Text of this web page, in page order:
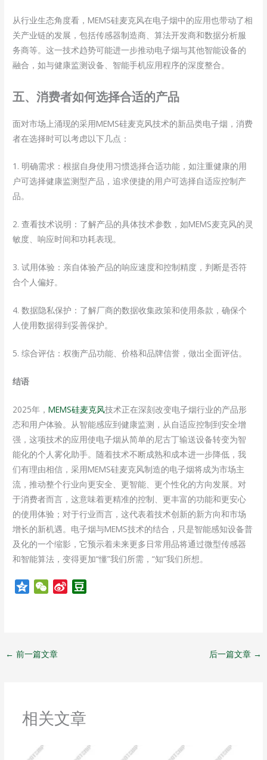
从行业生态角度看，MEMS硅麦克风在电子烟中的应用也带动了相
关产业链的发展，包括传感器制造商、算法开发商和数据分析服
务商等。这一技术趋势可能进一步推动电子烟与其他智能设备的
融合，如与健康监测设备、智能手机应用程序的深度整合。
五、消费者如何选择合适的产品
面对市场上涌现的采用MEMS硅麦克风技术的新品类电子烟，消费
者在选择时可以考虑以下几点：
1. 明确需求：根据自身使用习惯选择合适功能，如注重健康的用
户可选择健康监测型产品，追求便捷的用户可选择自适应控制产
品。
2. 查看技术说明：了解产品的具体技术参数，如MEMS麦克风的灵
敏度、响应时间和功耗表现。
3. 试用体验：亲自体验产品的响应速度和控制精度，判断是否符
合个人偏好。
4. 数据隐私保护：了解厂商的数据收集政策和使用条款，确保个
人使用数据得到妥善保护。
5. 综合评估：权衡产品功能、价格和品牌信誉，做出全面评估。
结语
2025年，MEMS硅麦克风技术正在深刻改变电子烟行业的产品形
态和用户体验。从智能感应到健康监测，从自适应控制到安全增
强，这项技术的应用使电子烟从简单的尼古丁输送设备转变为智
能化的个人雾化助手。随着技术不断成熟和成本进一步降低，我
们有理由相信，采用MEMS硅麦克风制造的电子烟将成为市场主
流，推动整个行业向更安全、更智能、更个性化的方向发展。对
于消费者而言，这意味着更精准的控制、更丰富的功能和更安心
的使用体验；对于行业而言，这代表着技术创新的新方向和市场
增长的新机遇。电子烟与MEMS技术的结合，只是智能感知设备普
及化的一个缩影，它预示着未来更多日常用品将通过微型传感器
和智能算法，变得更加“懂”我们所需，“知”我们所想。
Q
W
t
← 前一篇文章 后一篇文章 →
相关文章